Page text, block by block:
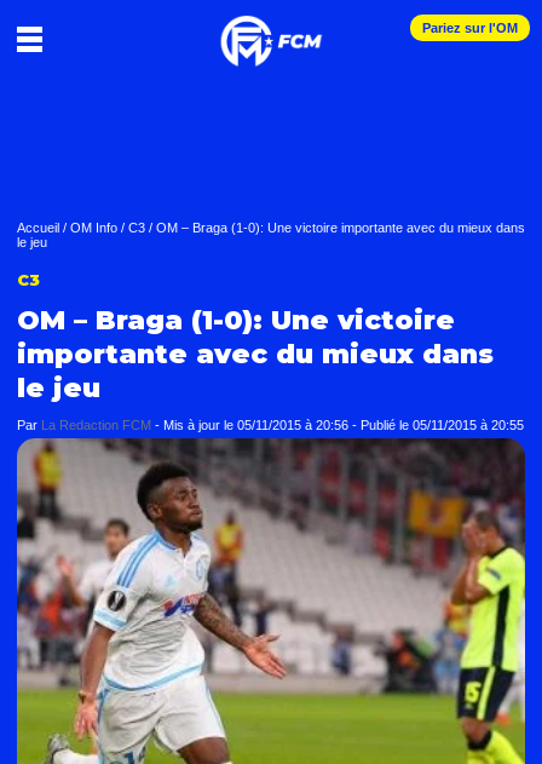
Pariez sur l'OM
Accueil / OM Info / C3 / OM – Braga (1-0): Une victoire importante avec du mieux dans
le jeu
C3
OM – Braga (1-0): Une victoire
importante avec du mieux dans
le jeu
Par La Redaction FCM - Mis à jour le 05/11/2015 à 20:56 - Publié le 05/11/2015 à 20:55